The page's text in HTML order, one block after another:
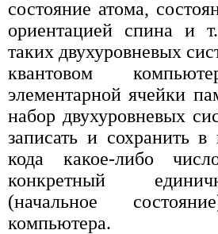
состояние атома,
ориентацией спина и
таких двухуровневых
квантовом
элементарной ячейки
набор двухуровневых
записать и сохранить в
кода какое-либо
конкретный
(начальное
компьютера.